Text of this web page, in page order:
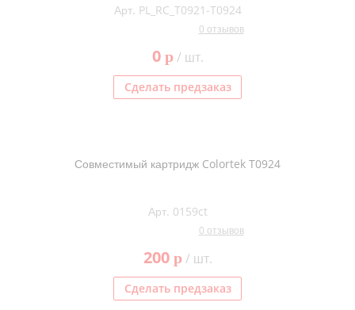
Арт. PL_RC_T0921-T0924
0 отзывов
0 p/ шт.
Сделать предзаказ
Совместимый картридж Colortek T0924
Арт. 0159ct
0 отзывов
200 p/ шт.
Сделать предзаказ